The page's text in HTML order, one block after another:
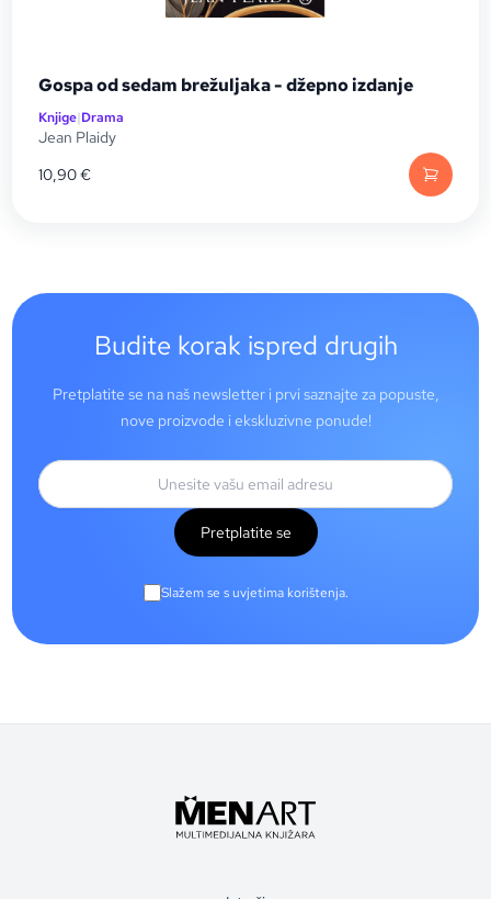
Gospa od sedam brežuljaka - džepno izdanje
Knjige|Drama
Jean Plaidy
10,90€
Budite korak ispred drugih
Pretplatite se na naš newsletter i prvi saznajte za popuste,
nove proizvode i ekskluzivne ponude!
Pretplatite se
Slažem se s uvjetima korištenja.